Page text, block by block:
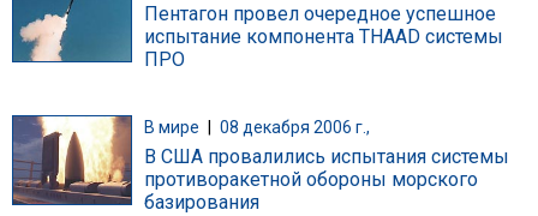
Пентагон провел очередное успешное
испытание компонента THAAD системы
ПРО
В мире 08 декабря 2006 г.,
В США провалились испытания системы
противоракетной обороны морского
базирования